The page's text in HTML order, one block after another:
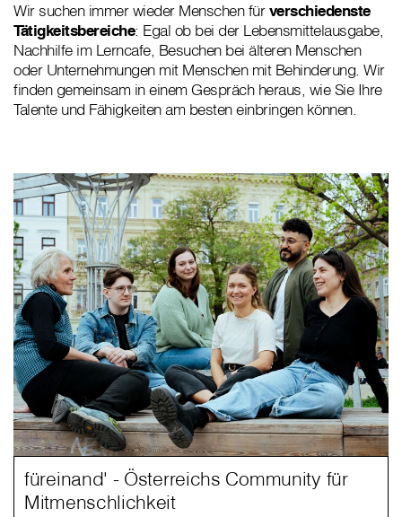
Wir suchen immer wieder Menschen fürverschiedenste
Tätigkeitsbereiche: Egal ob bei der Lebensmittelausgabe,
Nachhilfe im Lerncafe, Besuchen bei älteren Menschen
oder Unternehmungen mit Menschen mit Behinderung. Wir
finden gemeinsam in einem Gespräch heraus, wie Sie Ihre
Talente und Fähigkeiten am besten einbringen können.
füreinand' - Österreichs Community für
Mitmenschlichkeit